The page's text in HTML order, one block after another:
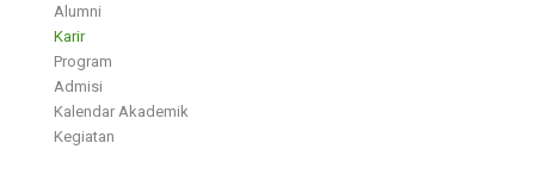
Alumni
Karir
Program
Admisi
Kalendar Akademik
Kegiatan